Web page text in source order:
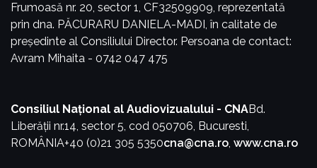
Frumoasă nr. 20, sector 1, CF32509909, reprezentată
prin dna. PĂCURARU DANIELA-MADI, în calitate de
președinte al Consiliului Director. Persoana de contact:
Avram Mihaita - 0742 047 475
Consiliul Național al Audiovizualului - CNABd.
Liberății nr.14, sector 5, cod 050706, Bucuresti,
ROMÂNIA+40 (0)21 305 5350cna@cna.ro, www.cna.ro